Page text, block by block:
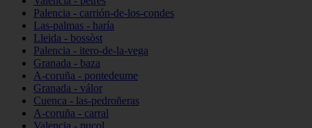
Palencia - carrión-de-los-condes
Las-palmas - haría
Lleida - bossòst
Palencia - itero-de-la-vega
Granada - baza
A-coruña - pontedeume
Granada - válor
Cuenca - las-pedroñeras
A-coruña - carral
Valencia - puçol